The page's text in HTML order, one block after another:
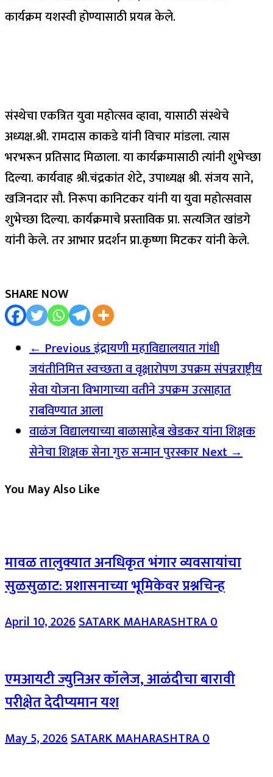
कार्यक्रम यशस्वी होण्यासाठी प्रयत्न केले.
संस्थेचा एकत्रित युवा महोत्सव व्हावा, यासाठी संस्थेचे
अध्यक्ष.श्री. रामदास काकडे यांनी विचार मांडला. त्यास
भरभरून प्रतिसाद मिळाला. या कार्यक्रमासाठी त्यांनी शुभेच्छा
दिल्या. कार्यवाह श्री.चंद्रकांत शेटे, उपाध्यक्ष श्री. संजय साने,
खजिनदार सौ. निरूपा कानिटकर यांनी या युवा महोत्सवास
शुभेच्छा दिल्या. कार्यक्रमाचे प्रस्ताविक प्रा. सत्यजित खांडगे
यांनी केले. तर आभार प्रदर्शन प्रा.कृष्णा मिटकर यांनी केले.
SHARE NOW
← Previousइंद्रायणी महाविद्यालयात गांधी
जयंतीनिमित्त स्वच्छता व वृक्षारोपण उपक्रम संपन्नराष्ट्रीय
सेवा योजना विभागाच्या वतीने उपक्रम उत्साहात
राबविण्यात आला
वाळंज विद्यालयाच्या बाळासाहेब खेडकर यांना शिक्षक
सेनेचा शिक्षक सेना गुरु सन्मान पुरस्कारNext →
You May Also Like
मावळ तालुक्यात अनधिकृत भंगार व्यवसायांचा
सुळसुळाट: प्रशासनाच्या भूमिकेवर प्रश्नचिन्ह
April 10, 2026SATARK MAHARASHTRA0
एमआयटी ज्युनिअर कॉलेज, आळंदीचा बारावी
परीक्षेत देदीप्यमान यश
May 5, 2026SATARK MAHARASHTRA0